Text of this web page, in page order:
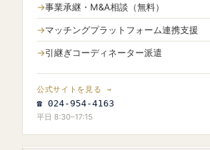
事業承継・M&A相談（無料）
マッチングプラットフォーム連携支援
引継ぎコーディネーター派遣
公式サイトを見る →
☎ 024-954-4163
平日 8:30–17:15